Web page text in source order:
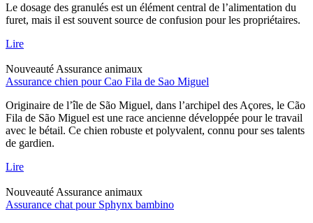
Le dosage des granulés est un élément central de l’alimentation du
furet, mais il est souvent source de confusion pour les propriétaires.
Lire
Nouveauté Assurance animaux
Assurance chien pour Cao Fila de Sao Miguel
Originaire de l’île de São Miguel, dans l’archipel des Açores, le Cão
Fila de São Miguel est une race ancienne développée pour le travail
avec le bétail. Ce chien robuste et polyvalent, connu pour ses talents
de gardien.
Lire
Nouveauté Assurance animaux
Assurance chat pour Sphynx bambino